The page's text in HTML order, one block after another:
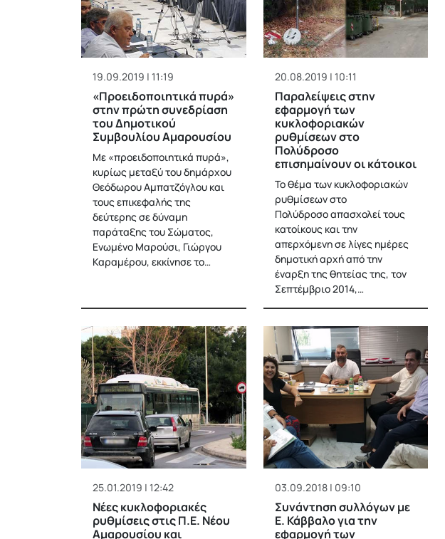
19.09.2019 | 11:19
«Προειδοποιητικά πυρά»
στην πρώτη συνεδρίαση
του Δημοτικού
Συμβουλίου Αμαρουσίου
Με «προειδοποιητικά πυρά»,
κυρίως μεταξύ του δημάρχου
Θεόδωρου Αμπατζόγλου και
τους επικεφαλής της
δεύτερης σε δύναμη
παράταξης του Σώματος,
Ενωμένο Μαρούσι, Γιώργου
Καραμέρου, εκκίνησε το…
20.08.2019 | 10:11
Παραλείψεις στην
εφαρμογή των
κυκλοφοριακών
ρυθμίσεων στο
Πολύδροσο
επισημαίνουν οι κάτοικοι
Το θέμα των κυκλοφοριακών
ρυθμίσεων στο
Πολύδροσο απασχολεί τους
κατοίκους και την
απερχόμενη σε λίγες ημέρες
δημοτική αρχή από την
έναρξη της θητείας της, τον
Σεπτέμβριο 2014,…
25.01.2019 | 12:42
Νέες κυκλοφοριακές
ρυθμίσεις στις Π.Ε. Νέου
Αμαρουσίου και
03.09.2018 | 09:10
Συνάντηση συλλόγων με
Ε. Κάββαλο για την
εφαρμογή των